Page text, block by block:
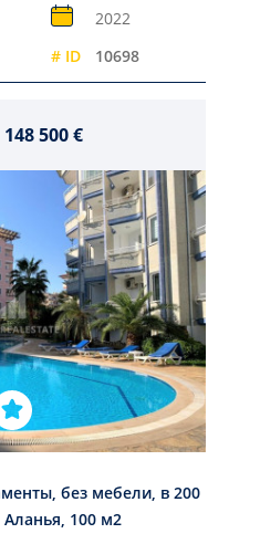
2022
# ID 10698
148 500 €
без мебели, в 200
100 м2